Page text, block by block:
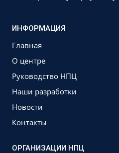
ИНФОРМАЦИЯ
Главная
О центре
Руководство НПЦ
Наши разработки
Новости
Контакты
ОРГАНИЗАЦИИ НПЦ